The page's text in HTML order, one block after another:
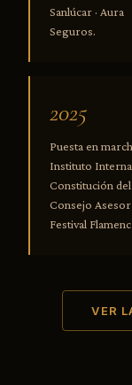
Sanlúcar · Aura
Seguros.
2025
Puesta en
Instituto
Constitución del
Consejo Asesor
Festival
VER